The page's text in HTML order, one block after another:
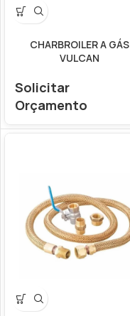
CHARBROILER A GÁS
VULCAN
Solicitar
Orçamento